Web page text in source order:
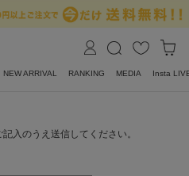
NEW ARRIVAL RANKING MEDIA Insta
入のうえ送信してください。